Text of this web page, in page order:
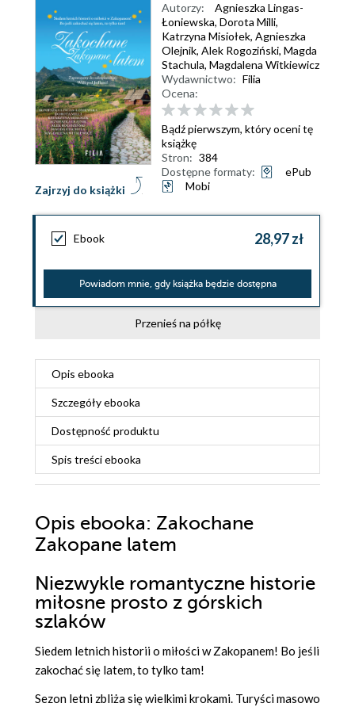
Zajrzyj do książki
Autorzy:
Agnieszka Lingas-
Łoniewska, Dorota Milli,
Katrzyna Misiołek, Agnieszka
Olejnik, Alek Rogoziński, Magda
Stachula, Magdalena Witkiewicz
Wydawnictwo: Filia
Ocena:
Bądź pierwszym, który oceni tę
książkę
Stron: 384
Dostępne formaty:
ePub
Mobi
Ebook 28,97 zł
Powiadom mnie, gdy książka będzie dostępna
Przenieś na półkę
Opis ebooka
Szczegółyebooka
Dostępność produktu
Spis treściebooka
Opis ebooka: Zakochane
Zakopane latem
Niezwykle romantyczne historie
miłosne prosto z górskich
szlaków
Siedem letnich historii o miłości w Zakopanem! Bo jeśli
zakochać się latem, to tylko tam!
Sezon letni zbliża się wielkimi krokami. Turyści masowo